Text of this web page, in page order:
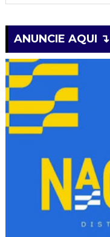
ANUNCIE AQUI ↴